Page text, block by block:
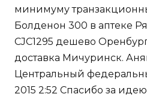
минимуму
Болденон 300 в аптеке
CJC1295 дешево
доставка Мичуринск.
Центральный
2015 2:52 Спасибо за